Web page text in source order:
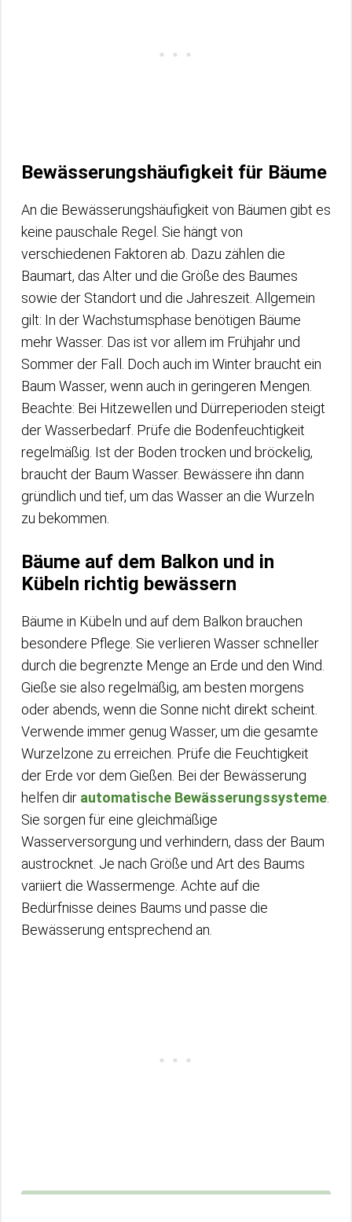
Bewässerungshäufigkeit für Bäume
An die Bewässerungshäufigkeit von Bäumen gibt es
keine pauschale Regel. Sie hängt von
verschiedenen Faktoren ab. Dazu zählen die
Baumart, das Alter und die Größe des Baumes
sowie der Standort und die Jahreszeit. Allgemein
gilt: In der Wachstumsphase benötigen Bäume
mehr Wasser. Das ist vor allem im Frühjahr und
Sommer der Fall. Doch auch im Winter braucht ein
Baum Wasser, wenn auch in geringeren Mengen.
Beachte: Bei Hitzewellen und Dürreperioden steigt
der Wasserbedarf. Prüfe die Bodenfeuchtigkeit
regelmäßig. Ist der Boden trocken und bröckelig,
braucht der Baum Wasser. Bewässere ihn dann
gründlich und tief, um das Wasser an die Wurzeln
zu bekommen.
Bäume auf dem Balkon und in
Kübeln richtig bewässern
Bäume in Kübeln und auf dem Balkon brauchen
besondere Pflege. Sie verlieren Wasser schneller
durch die begrenzte Menge an Erde und den Wind.
Gieße sie also regelmäßig, am besten morgens
oder abends, wenn die Sonne nicht direkt scheint.
Verwende immer genug Wasser, um die gesamte
Wurzelzone zu erreichen. Prüfe die Feuchtigkeit
der Erde vor dem Gießen. Bei der Bewässerung
helfen dir automatische Bewässerungssysteme
Sie sorgen für eine gleichmäßige
Wasserversorgung und verhindern, dass der Baum
austrocknet. Je nach Größe und Art des Baums
variiert die Wassermenge. Achte auf die
Bedürfnisse deines Baums und passe die
Bewässerung entsprechend an.